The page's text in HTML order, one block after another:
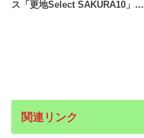
ス「更地Select SAKURA10」…
関連リンク